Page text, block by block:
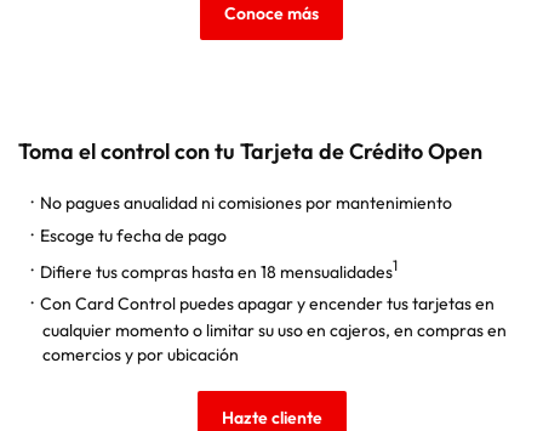
Conoce más
Toma el control con tu Tarjeta de Crédito Open
No pagues anualidad ni comisiones por mantenimiento
Escoge tu fecha de pago
Difiere tus compras hasta en 18 mensualidades1
Con Card Control puedes apagar y encender tus tarjetas en
cualquier momento o limitar su uso en cajeros, en compras en
comercios y por ubicación
Hazte cliente